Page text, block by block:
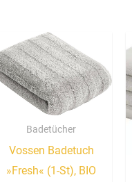
Badetücher
Vossen Badetuch
»Fresh« (1-St), BIO